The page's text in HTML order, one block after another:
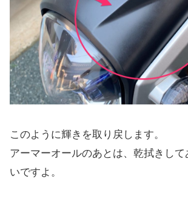
このように輝きを取り戻します。
アーマーオールのあとは、乾拭きし
いですよ。